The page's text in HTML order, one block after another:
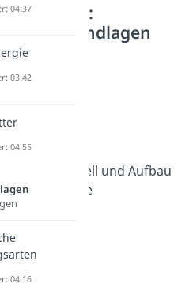
Inhalte:
Grundlagen
und Aufbau
Moleküle
04:37
03:42
04:55
04:16